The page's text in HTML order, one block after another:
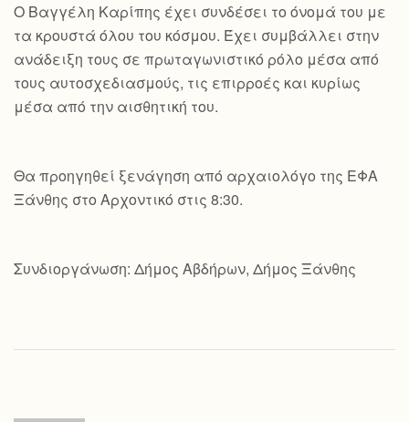
Ο Βαγγέλη Καρίπης έχει συνδέσει το όνομά του με
τα κρουστά όλου του κόσμου. Έχει συμβάλλει στην
ανάδειξη τους σε πρωταγωνιστικό ρόλο μέσα από
τους αυτοσχεδιασμούς, τις επιρροές και κυρίως
μέσα από την αισθητική του.
Θα προηγηθεί ξενάγηση από αρχαιολόγο της ΕΦΑ
Ξάνθης στο Αρχοντικό στις 8:30.
Συνδιοργάνωση: Δήμος Αβδήρων, Δήμος Ξάνθης